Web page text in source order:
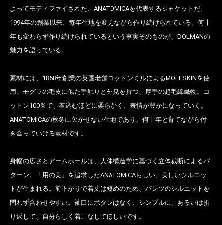
よってモディファイされた、ANATOMICAを代表するジャケットだ。
1994年の創業以来、毎年生地を変えながら作り続けられている。何十
年も変わらず作り続けられているという事実そのものが、DOLMANの
魅力を語っている。
素材には、1858年創業の英国老舗コットンミルによるMOLESKINを使
用。モグラの毛皮に似た手触りと外見を持つ、厚手の起毛綿織物。コ
ットン100％で、着込むほどに柔らかく、表情が豊かになっていく。
ANATOMICAの秋冬に欠かせない生地であり、何十年と育てながら付
き合っていける素材です。
身幅の広さとアームホールは、人体構造学に基づく立体裁断によるパ
ターン。「用の美」を追求したANATOMICAらしい、美しいシルエッ
トが生まれる。前下がりで着丈は短めのため、パンツのシルエットを
問わず合わせやすい。袖口にボタンはなく、シンプルに、あるいは折
り返して、自分らしく着こなしてほしいです。